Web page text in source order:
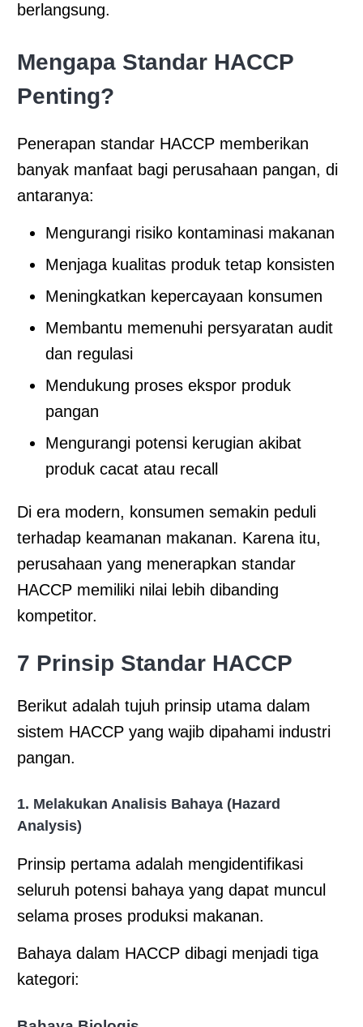
berlangsung.
Mengapa Standar HACCP
Penting?
Penerapan standar HACCP memberikan
banyak manfaat bagi perusahaan pangan, di
antaranya:
Mengurangi risiko kontaminasi makanan
Menjaga kualitas produk tetap konsisten
Meningkatkan kepercayaan konsumen
Membantu memenuhi persyaratan audit
dan regulasi
Mendukung proses ekspor produk
pangan
Mengurangi potensi kerugian akibat
produk cacat atau recall
Di era modern, konsumen semakin peduli
terhadap keamanan makanan. Karena itu,
perusahaan yang menerapkan standar
HACCP memiliki nilai lebih dibanding
kompetitor.
7 Prinsip Standar HACCP
Berikut adalah tujuh prinsip utama dalam
sistem HACCP yang wajib dipahami industri
pangan.
1. Melakukan Analisis Bahaya (Hazard
Analysis)
Prinsip pertama adalah mengidentifikasi
seluruh potensi bahaya yang dapat muncul
selama proses produksi makanan.
Bahaya dalam HACCP dibagi menjadi tiga
kategori: